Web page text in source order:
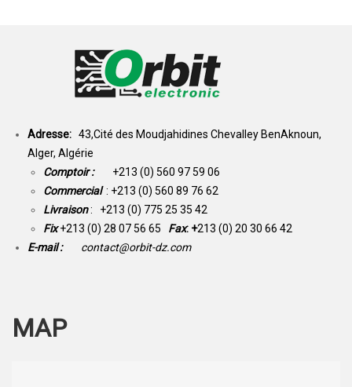
Adresse: 43,Cité des Moudjahidines Chevalley BenAknoun,
Alger, Algérie
Comptoir : +213 (0) 560 97 59 06
Commercial : +213 (0) 560 89 76 62
Livraison: +213 (0) 775 25 35 42
Fix +213 (0) 28 07 56 65 Fax: +213 (0) 20 30 66 42
E-mail :
contact@orbit-dz.com
MAP